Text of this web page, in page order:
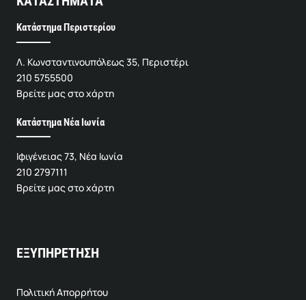
Κατάστημα Περιστερίου
Λ. Κωνσταντινουπόλεως 35, Περιστέρι
210 5755500
Βρείτε μας στο χάρτη
Κατάστημα Νέα Ιωνία
Ιφιγένειας 73, Νέα Ιωνία
210 2797111
Βρείτε μας στο χάρτη
ΕΞΥΠΗΡΕΤΗΣΗ
Πολιτική Απορρήτου